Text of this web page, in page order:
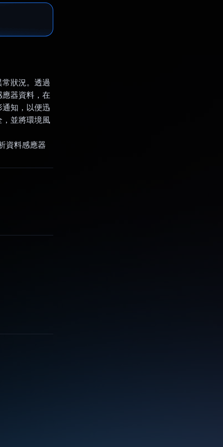
狀況。透過
器資料，在
知，以便迅
並將環境風
資料感應器